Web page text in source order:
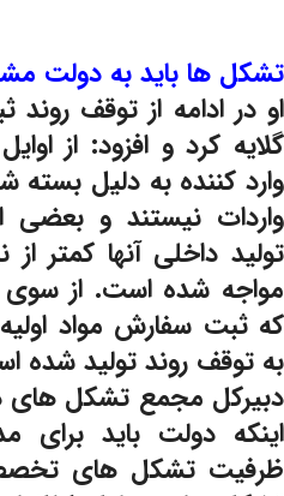
تشکل ها باید به دولت
او در ادامه از توقف
گلایه کرد و افزود: از
وارد کننده به دلیل
واردات نیستند و بعضی
تولید داخلی آنها کمتر
مواجه شده است. از
که ثبت سفارش مواد
به توقف روند تولید شده
دبیرکل مجمع تشکل های
اینکه دولت باید برای
ظرفیت تشکل های